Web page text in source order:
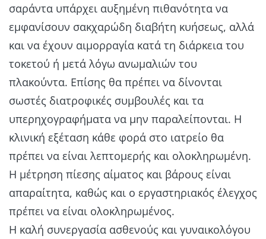
σαράντα υπάρχει αυξημένη πιθανότητα να
εμφανίσουν σακχαρώδη διαβήτη κυήσεως, αλλά
και να έχουν αιμορραγία κατά τη διάρκεια του
τοκετού ή μετά λόγω ανωμαλιών του
πλακούντα. Επίσης θα πρέπει να δίνονται
σωστές διατροφικές συμβουλές και τα
υπερηχογραφήματα να μην παραλείπονται. Η
κλινική εξέταση κάθε φορά στο ιατρείο θα
πρέπει να είναι λεπτομερής και ολοκληρωμένη.
Η μέτρηση πίεσης αίματος και βάρους είναι
απαραίτητα, καθώς και ο εργαστηριακός έλεγχος
πρέπει να είναι ολοκληρωμένος.
Η καλή συνεργασία ασθενούς και γυναικολόγου